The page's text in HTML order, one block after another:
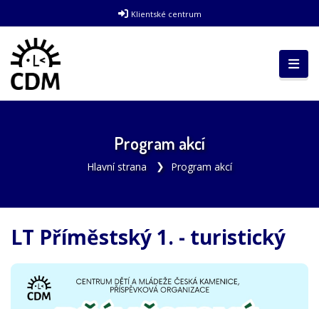
Klientské centrum
Program akcí
Hlavní strana Program akcí
LT Příměstský 1. - turistický